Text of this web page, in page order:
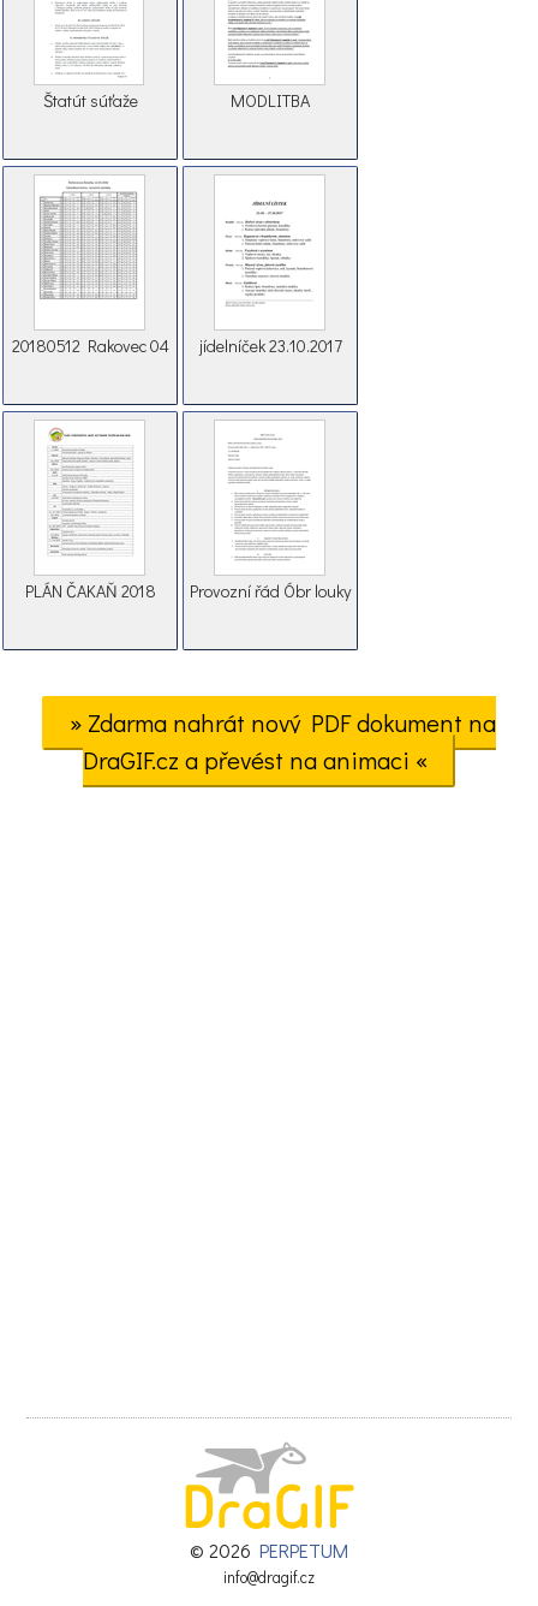
Štatút súťaže MODLITBA
20180512 Rakovec 04 jídelníček 23.10.2017
PLÁN ČAKAŇ 2018 Provozní řád Óbr louky
» Zdarma nahrát nový PDF dokument na
DraGIF.cz a převést na animaci «
© 2026 PERPETUM
info@dragif.cz